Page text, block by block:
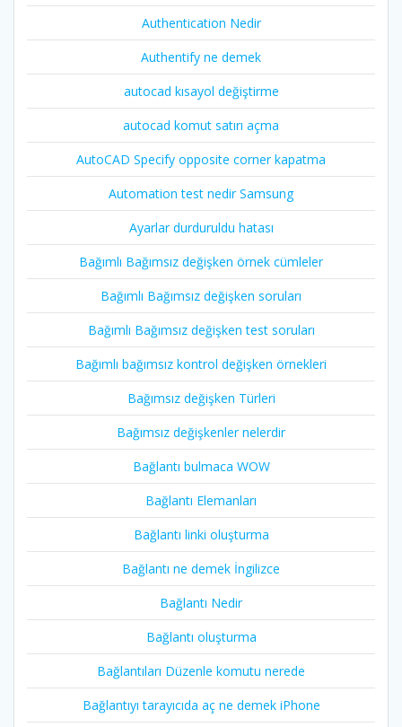
Authentication Nedir
Authentify ne demek
autocad kısayol değiştirme
autocad komut satırı açma
AutoCAD Specify opposite corner kapatma
Automation test nedir Samsung
Ayarlar durduruldu hatası
Bağımlı Bağımsız değişken örnek cümleler
Bağımlı Bağımsız değişken soruları
Bağımlı Bağımsız değişken test soruları
Bağımlı bağımsız kontrol değişken örnekleri
Bağımsız değişken Türleri
Bağımsız değişkenler nelerdir
Bağlantı bulmaca WOW
Bağlantı Elemanları
Bağlantı linki oluşturma
Bağlantı ne demek İngilizce
Bağlantı Nedir
Bağlantı oluşturma
Bağlantıları Düzenle komutu nerede
Bağlantıyı tarayıcıda aç ne demek iPhone